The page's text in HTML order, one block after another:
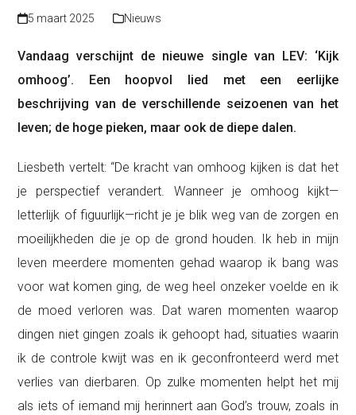
5 maart 2025 Nieuws
Vandaag verschijnt de nieuwe single van LEV: ‘Kijk
omhoog’. Een hoopvol lied met een eerlijke
beschrijving van de verschillende seizoenen van het
leven; de hoge pieken, maar ook de diepe dalen.
Liesbeth vertelt: “De kracht van omhoog kijken is dat het
je perspectief verandert. Wanneer je omhoog kijkt—
letterlijk of figuurlijk—richt je je blik weg van de zorgen en
moeilijkheden die je op de grond houden. Ik heb in mijn
leven meerdere momenten gehad waarop ik bang was
voor wat komen ging, de weg heel onzeker voelde en ik
de moed verloren was. Dat waren momenten waarop
dingen niet gingen zoals ik gehoopt had, situaties waarin
ik de controle kwijt was en ik geconfronteerd werd met
verlies van dierbaren. Op zulke momenten helpt het mij
als iets of iemand mij herinnert aan God’s trouw, zoals in